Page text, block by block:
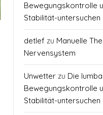
Bewegungskontrolle
Stabilität-untersuchen
detlef zu Manuelle
Nervensystem
Unwetter zu Die
Bewegungskontrolle
Stabilität-untersuchen